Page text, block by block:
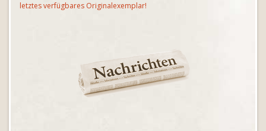
letztes verfügbares Originalexemplar!